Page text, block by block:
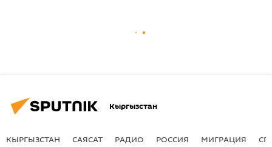
Кыргызстан
КЫРГЫЗСТАН САЯСАТ РАДИО РОССИЯ МИГРАЦИЯ